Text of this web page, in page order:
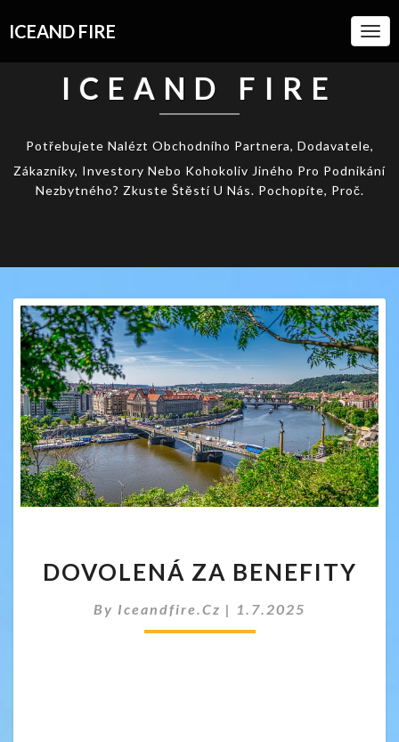
ICEAND FIRE
ICEAND FIRE
Potřebujete Nalézt Obchodního Partnera, Dodavatele,
Zákazníky, Investory Nebo Kohokoliv Jiného Pro Podnikání
Nezbytného? Zkuste Štěstí U Nás. Pochopíte, Proč.
ZA
DOVOLENÁ ZA BENEFITY
By Iceandfire.cz | 1.7.2025